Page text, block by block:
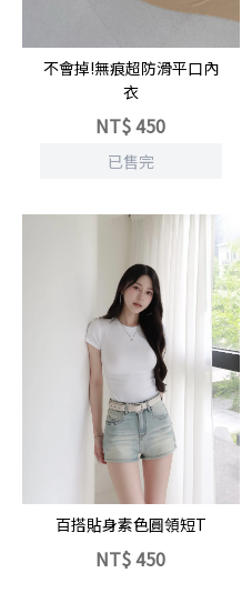
不會掉!無痕超防滑平口內
衣
NT$450
已售完
立即選購
百搭貼身素色圓領短T
NT$450